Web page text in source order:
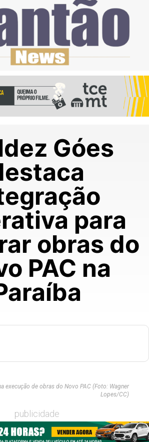
Góes
para
obras do
PAC na
execução de obras do Novo PAC (Foto: Wagner
Lopes/CC)
publicidade